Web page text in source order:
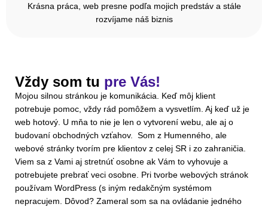
Krásna práca, web presne podľa mojich predstáv a stále
rozvíjame náš biznis
Vždy som tu pre Vás!
Mojou silnou stránkou je komunikácia. Keď môj klient
potrebuje pomoc, vždy rád pomôžem a vysvetlím. Aj keď už je
web hotový. U mňa to nie je len o vytvorení webu, ale aj o
budovaní obchodných vzťahov. Som z Humenného, ale
webové stránky tvorím pre klientov z celej SR i zo zahraničia.
Viem sa z Vami aj stretnúť osobne ak Vám to vyhovuje a
potrebujete prebrať veci osobne. Pri tvorbe webových stránok
používam WordPress (s iným redakčným systémom
nepracujem. Dôvod? Zameral som sa na ovládanie jedného